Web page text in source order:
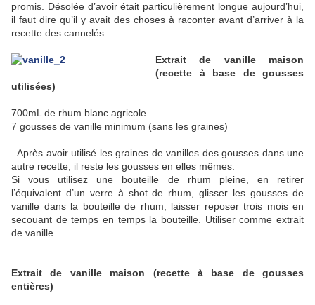
promis. Désolée d’avoir était particulièrement longue aujourd’hui,
il faut dire qu’il y avait des choses à raconter avant d’arriver à la
recette des cannelés
Extrait de vanille maison
(recette à base de gousses
utilisées)
700mL de rhum blanc agricole
7 gousses de vanille minimum (sans les graines)
Après avoir utilisé les graines de vanilles des gousses dans une
autre recette, il reste les gousses en elles mêmes.
Si vous utilisez une bouteille de rhum pleine, en retirer
l’équivalent d’un verre à shot de rhum, glisser les gousses de
vanille dans la bouteille de rhum, laisser reposer trois mois en
secouant de temps en temps la bouteille. Utiliser comme extrait
de vanille.
Extrait de vanille maison (recette à base de gousses
entières)